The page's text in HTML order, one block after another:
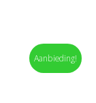
Aanbieding!